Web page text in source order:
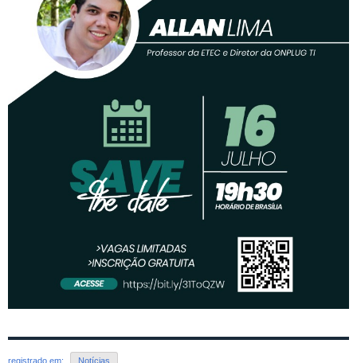
registrado em: Notícias